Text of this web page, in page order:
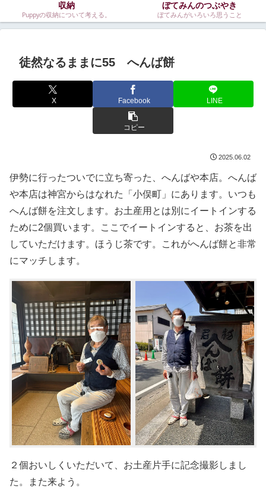
収納
Puppyの収納について考える。
ぼてみんのつぶやき
ぼてみんがいろいろ思うこと
徒然なるままに55 へんば餅
X Facebook LINE
コピー
2025.06.02
伊勢に行ったついでに立ち寄った、へんばや本店。へんば
や本店は神宮からはなれた「小俣町」にあります。いつも
へんば餅を注文します。お土産用とは別にイートインする
ために2個買います。ここでイートインすると、お茶を出
していただけます。ほうじ茶です。これがへんば餅と非常
にマッチします。
２個おいしくいただいて、お土産片手に記念撮影しまし
た。また来よう。